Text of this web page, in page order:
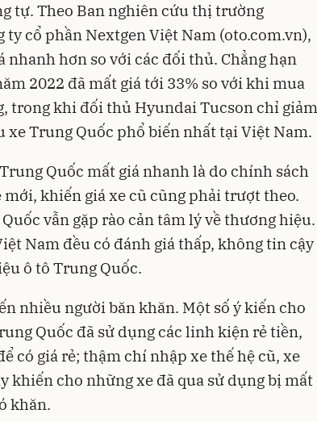
tự. Theo Ban nghiên cứu thị trường
ty cổ phần Nextgen Việt Nam (oto.com.vn),
nhanh hơn so với các đối thủ. Chẳng hạn
2022 đã mất giá tới 33% so với khi mua
trong khi đối thủ Hyundai Tucson chỉ giảm
xe Trung Quốc phổ biến nhất tại Việt Nam.
Quốc mất giá nhanh là do chính sách
mới, khiến giá xe cũ cũng phải trượt theo.
vẫn gặp rào cản tâm lý về thương hiệu.
Nam đều có đánh giá thấp, không tin cậy
ô tô Trung Quốc.
nhiều người băn khăn. Một số ý kiến cho
Quốc đã sử dụng các linh kiện rẻ tiền,
có giá rẻ; thậm chí nhập xe thế hệ cũ, xe
khiến cho những xe đã qua sử dụng bị mất
khăn.